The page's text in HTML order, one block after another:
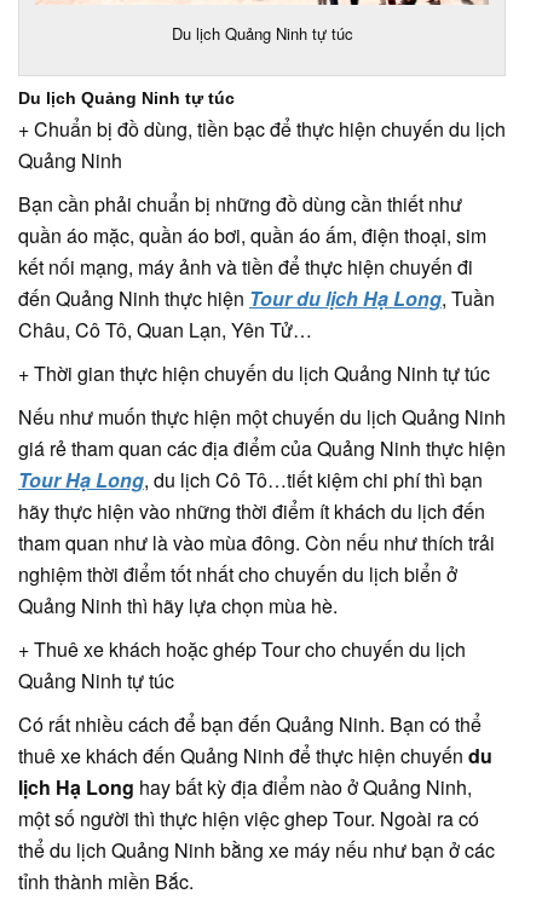
Du lịch Quảng Ninh tự túc
Du lịch Quảng Ninh tự túc
+ Chuẩn bị đồ dùng, tiền bạc để thực hiện chuyến du lịch
Quảng Ninh
Bạn cần phải chuẩn bị những đồ dùng cần thiết như
quần áo mặc, quần áo bơi, quần áo ấm, điện thoại, sim
kết nối mạng, máy ảnh và tiền để thực hiện chuyến đi
đến Quảng Ninh thực hiện Tour du lịch Hạ Long, Tuần
Châu, Cô Tô, Quan Lạn, Yên Tử…
+ Thời gian thực hiện chuyến du lịch Quảng Ninh tự túc
Nếu như muốn thực hiện một chuyến du lịch Quảng Ninh
giá rẻ tham quan các địa điểm của Quảng Ninh thực hiện
Tour Hạ Long, du lịch Cô Tô…tiết kiệm chi phí thì bạn
hãy thực hiện vào những thời điểm ít khách du lịch đến
tham quan như là vào mùa đông. Còn nếu như thích trải
nghiệm thời điểm tốt nhất cho chuyến du lịch biển ở
Quảng Ninh thì hãy lựa chọn mùa hè.
+ Thuê xe khách hoặc ghép Tour cho chuyến du lịch
Quảng Ninh tự túc
Có rất nhiều cách để bạn đến Quảng Ninh. Bạn có thể
thuê xe khách đến Quảng Ninh để thực hiện chuyến du
lịch Hạ Long hay bất kỳ địa điểm nào ở Quảng Ninh,
một số người thì thực hiện việc ghep Tour. Ngoài ra có
thể du lịch Quảng Ninh bằng xe máy nếu như bạn ở các
tỉnh thành miền Bắc.